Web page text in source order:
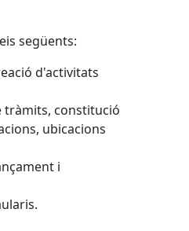
següents:
d'activitats
tràmits, constitució
ubicacions
i